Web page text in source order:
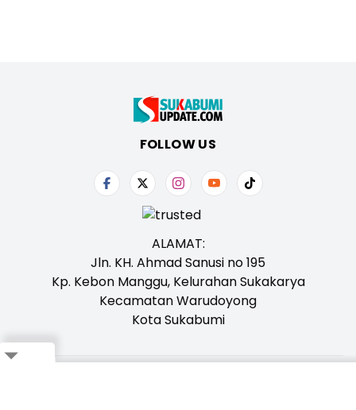
FOLLOW US
ALAMAT:
Jln. KH. Ahmad Sanusi no 195
Kp. Kebon Manggu, Kelurahan Sukakarya
Kecamatan Warudoyong
Kota Sukabumi